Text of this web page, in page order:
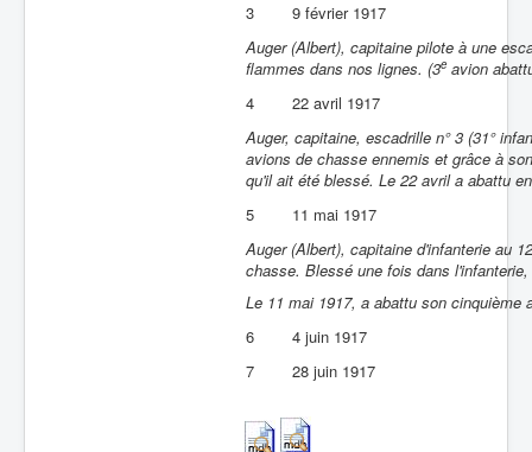
3
9 février 1917
Auger (Albert), capitaine pilote à une
flammes dans nos lignes. (3e avion
4
22 avril 1917
Auger, capitaine, escadrille n° 3 (31°
avions de chasse ennemis et grâce à
qu'il ait été blessé. Le 22 avril a abattu
5
11 mai 1917
Auger (Albert), capitaine d'infanterie au 12
chasse. Blessé une fois dans
Le 11 mai 1917, a abattu son
6
4 juin 1917
7
28 juin 1917